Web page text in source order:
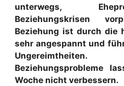
unterwegs,
Beziehungskrisen
Beziehung ist durch die
sehr angespannt und
Beziehungsprobleme
Woche nicht verbessern.